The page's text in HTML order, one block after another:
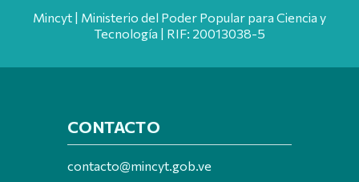
Mincyt | Ministerio del Poder Popular para Ciencia y
Tecnología | RIF: 20013038-5
CONTACTO
contacto@mincyt.gob.ve